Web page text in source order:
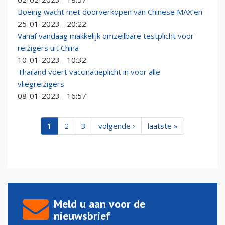
Boeing wacht met doorverkopen van Chinese MAX’en
25-01-2023 - 20:22
Vanaf vandaag makkelijk omzeilbare testplicht voor
reizigers uit China
10-01-2023 - 10:32
Thailand voert vaccinatieplicht in voor alle
vliegreizigers
08-01-2023 - 16:57
1 2 3 volgende › laatste »
Meld u aan voor de
nieuwsbrief